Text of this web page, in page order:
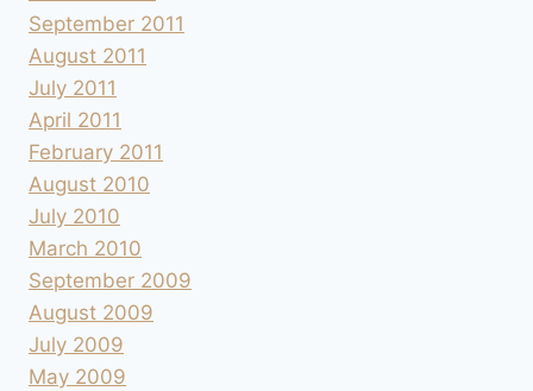
September 2011
August 2011
July 2011
April 2011
February 2011
August 2010
July 2010
March 2010
September 2009
August 2009
July 2009
May 2009